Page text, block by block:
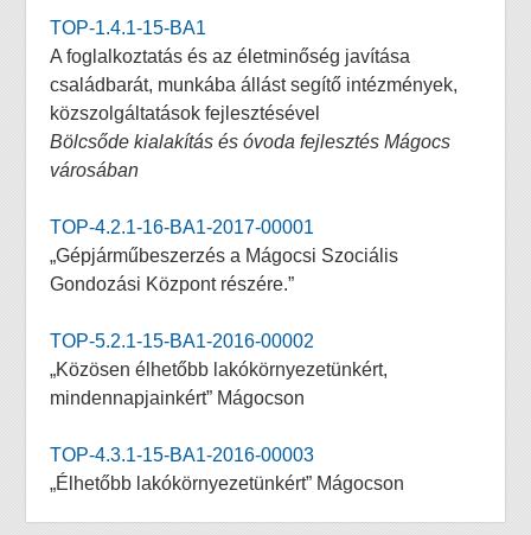
TOP-1.4.1-15-BA1
A foglalkoztatás és az életminőség javítása
családbarát, munkába állást segítő intézmények,
közszolgáltatások fejlesztésével
Bölcsőde kialakítás és óvoda fejlesztés Mágocs
városában
TOP-4.2.1-16-BA1-2017-00001
„Gépjárműbeszerzés a Mágocsi Szociális
Gondozási Központ részére.”
TOP-5.2.1-15-BA1-2016-00002
„Közösen élhetőbb lakókörnyezetünkért,
mindennapjainkért” Mágocson
TOP-4.3.1-15-BA1-2016-00003
„Élhetőbb lakókörnyezetünkért” Mágocson